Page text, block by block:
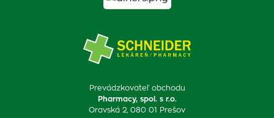
Prevádzkovateľ obchodu
Pharmacy, spol. s r.o.
Oravská 2, 080 01 Prešov